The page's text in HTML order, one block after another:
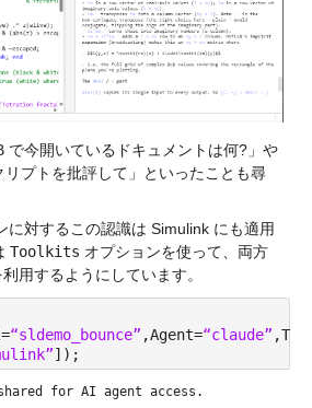
で今開いているドキュメントは何?」や
リプトを批評して」といったことも尋
に対するこの認識は Simulink にも適用
Toolkits オプションを使って、両方
用するようにしています。
“sldemo_bounce” ,Agent=“claude”
]);
shared for AI agent access.